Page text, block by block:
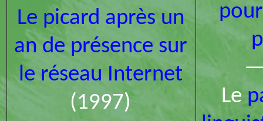
Le picard après un
an de présence sur
le réseau Internet
(1997)
Le